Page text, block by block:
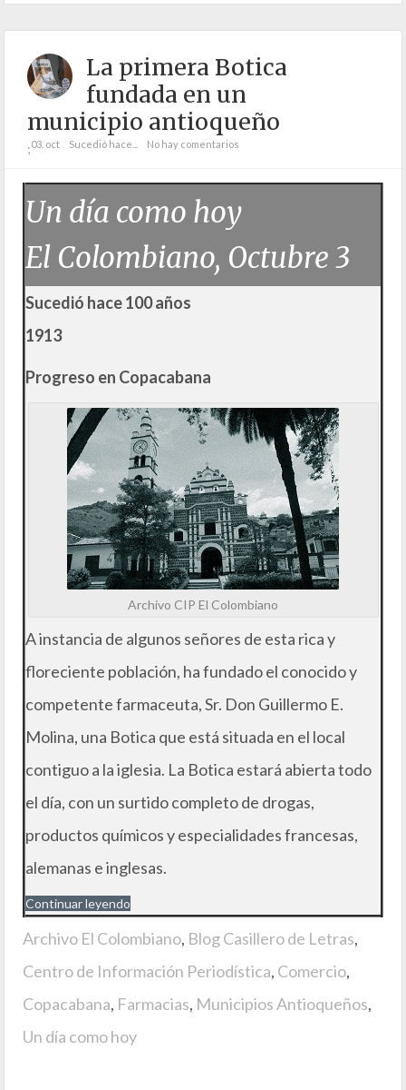
La primera Botica
fundada en un
municipio antioqueño
;03. oct Sucedió hace... No hay comentarios
Un día como hoy
El Colombiano, Octubre 3
Sucedió hace 100 años
1913
Progreso en Copacabana
Archivo CIP El Colombiano
A instancia de algunos señores de esta rica y
floreciente población, ha fundado el conocido y
competente farmaceuta, Sr. Don Guillermo E.
Molina, una Botica que está situada en el local
contiguo a la iglesia. La Botica estará abierta todo
el día, con un surtido completo de drogas,
productos químicos y especialidades francesas,
alemanas e inglesas.
Continuar leyendo
Archivo El Colombiano, Blog Casillero de Letras,
Centro de Información Periodística, Comercio,
Copacabana, Farmacias, Municipios Antioqueños,
Un día como hoy